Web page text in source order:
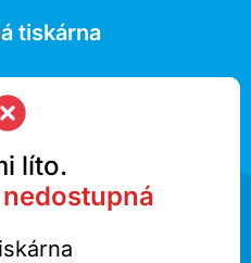
tiskárna
líto.
nedostupná